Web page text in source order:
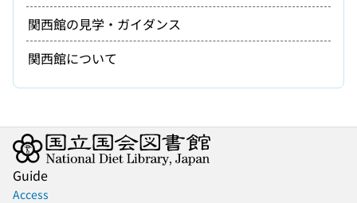
関西館の見学・ガイダンス
関西館について
Guide
Access